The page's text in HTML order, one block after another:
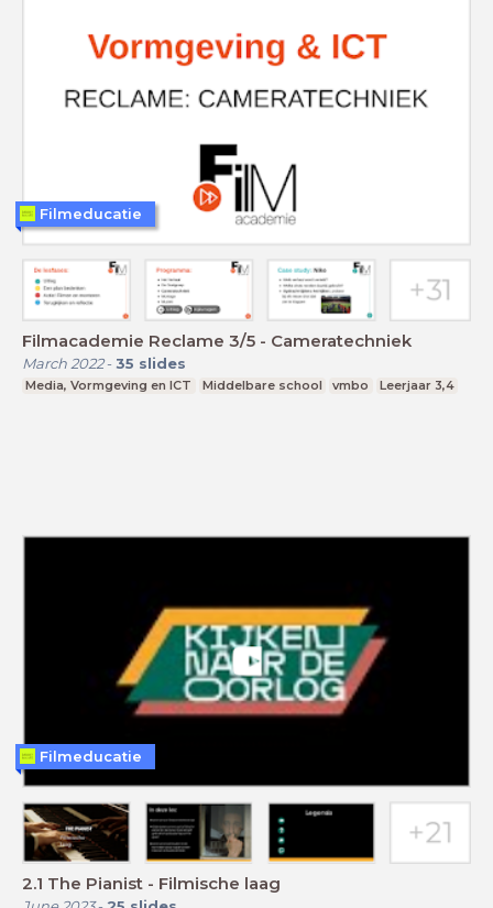
Filmacademie Reclame 3/5 - Cameratechniek
March 2022- 35 slides
Media, Vormgeving en ICT Middelbare school vmbo Leerjaar 3,4
Filmeducatie
2.1 The Pianist - Filmische laag
Filmeducatie